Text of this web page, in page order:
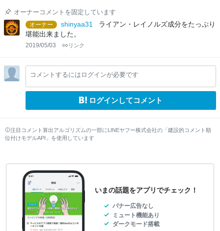
オーナーコメントを固定しています
オーナー
shinyaa31
ライアン・レイノルズ成分をたっぷり
堪能出来ました。
2019/05/03 リンク
コメントするにはログインが必要です
ログインしてコメント
注目コメント算出アルゴリズムの一部にLINEヤフー株式会社の「建設的コメント順
位付けモデルAPI」を使用しています
いまの話題をアプリでチェック！
バナー広告なし
ミュート機能あり
ダークモード搭載